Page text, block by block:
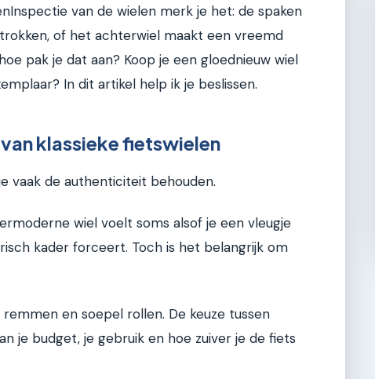
van de wielen merk je het: de spaken
of het achterwiel maakt een vreemd
pak je dat aan? Koop je een gloednieuw wiel
In dit artikel help ik je beslissen.
klassieke fietswielen
vaak de authenticiteit behouden.
wiel voelt soms alsof je een vleugje
kader forceert. Toch is het belangrijk om
en soepel rollen. De keuze tussen
je budget, je gebruik en hoe zuiver je de fiets